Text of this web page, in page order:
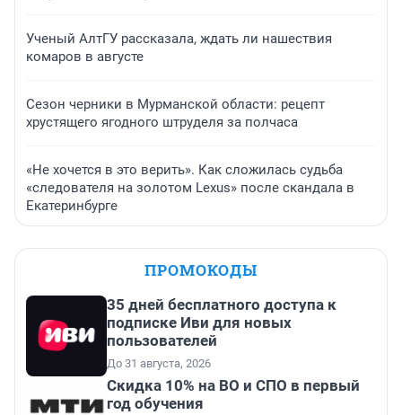
Ученый АлтГУ рассказала, ждать ли нашествия
комаров в августе
Сезон черники в Мурманской области: рецепт
хрустящего ягодного штруделя за полчаса
«Не хочется в это верить». Как сложилась судьба
«следователя на золотом Lexus» после скандала в
Екатеринбурге
ПРОМОКОДЫ
35 дней бесплатного доступа к
подписке Иви для новых
пользователей
До 31 августа, 2026
Скидка 10% на ВО и СПО в первый
год обучения